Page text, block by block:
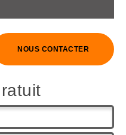
NOUS CONTACTER